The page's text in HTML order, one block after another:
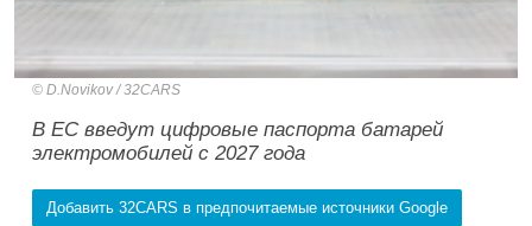
D.Novikov / 32CARS
В ЕС введут цифровые паспорта батарей
электромобилей с 2027 года
Добавить 32CARS в предпочитаемые источники Google